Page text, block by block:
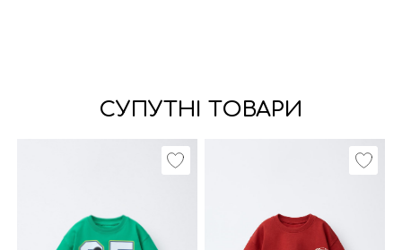
СУПУТНІ ТОВАРИ